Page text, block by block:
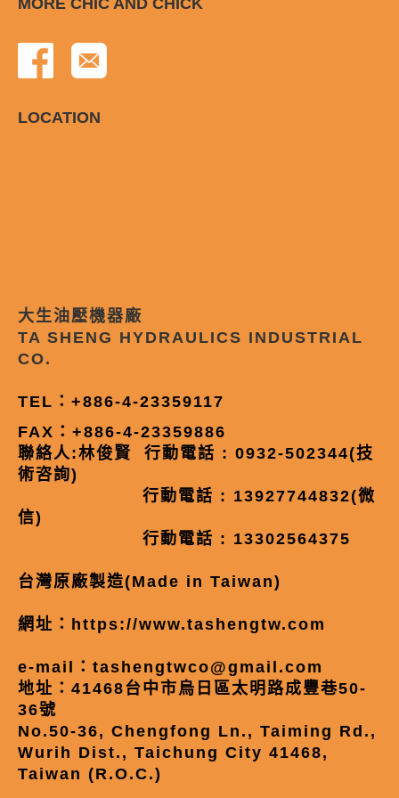
MORE CHIC AND CHICK
LOCATION
大生油壓機器廠
TA SHENG HYDRAULICS INDUSTRIAL
CO.
TEL：+886-4-23359117
FAX：+886-4-23359886
聯絡人:林俊賢 行動電話 : 0932-502344(技
術咨詢)
行動電話 : 13927744832(微
信)
行動電話 : 13302564375
台灣原廠製造(Made in Taiwan)
網址： https://www.tashengtw.com
e-mail： tashengtwco@gmail.com
地址：41468台中市烏日區太明路成豐巷50-
36號
No.50-36, Chengfong Ln., Taiming Rd.,
Wurih Dist., Taichung City 41468,
Taiwan (R.O.C.)